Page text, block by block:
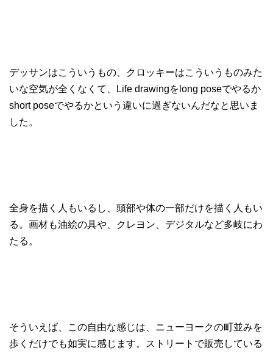
デッサンはこういうもの、クロッキーはこういうものみた
いな空気が全くなくて、Life drawingをlong poseでやるか
short poseでやるかという違いに過ぎないんだなと思いま
した。
全身を描く人もいるし、頭部や体の一部だけを描く人もい
る。画材も油絵の具や、クレヨン、デジタルなど多岐にわ
たる。
そういえば、この自由な感じは、ニューヨークの町並みを
歩くだけでも如実に感じます。ストリートで販売している